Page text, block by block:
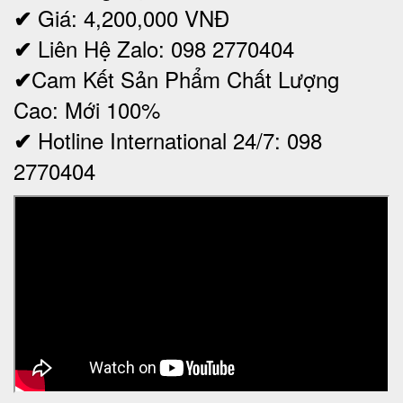
✔ Giá: 4,200,000 VNĐ
✔ Liên Hệ Zalo: 098 2770404
✔Cam Kết Sản Phẩm Chất Lượng
Cao: Mới 100%
✔ Hotline International 24/7: 098
2770404